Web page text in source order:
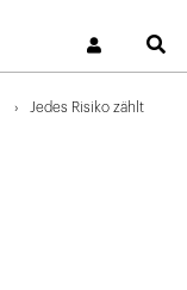
Jedes Risiko zählt